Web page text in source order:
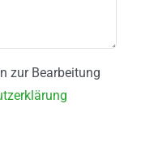
zur Bearbeitung